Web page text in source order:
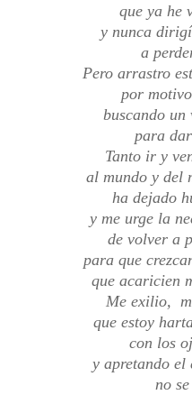
que ya he
y nunca
a
Pero arrastro
por
buscando un
para
Tanto ir y
al mundo y del
ha dejado
y me urge la
de volver a
para que
que acaricien
Me exilio,
que estoy
con los
y apretando el
no